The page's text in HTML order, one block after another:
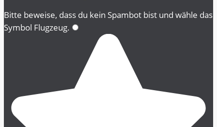
Bitte beweise, dass du kein Spambot bist und wähle das
Symbol Flugzeug.